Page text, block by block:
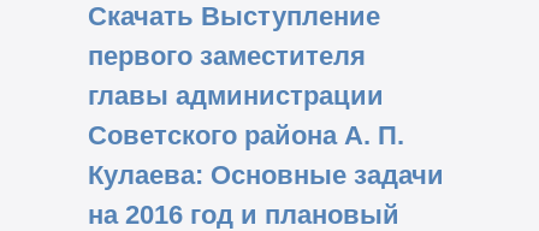
Скачать Выступление
первого заместителя
главы администрации
Советского района А. П.
Кулаева: Основные задачи
на 2016 год и плановый